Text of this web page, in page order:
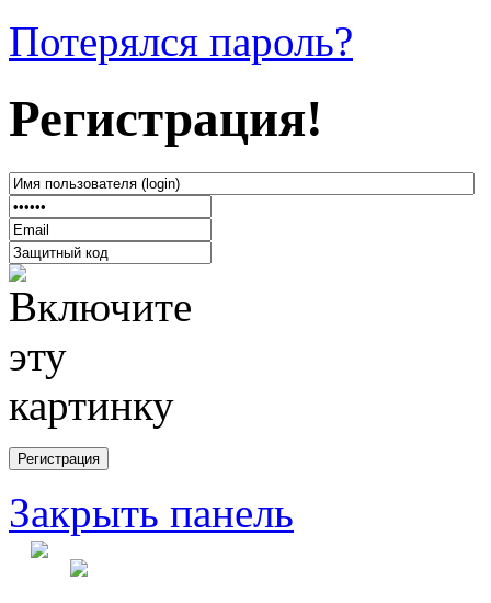
Потерялся пароль?
Регистрация!
Закрыть панель